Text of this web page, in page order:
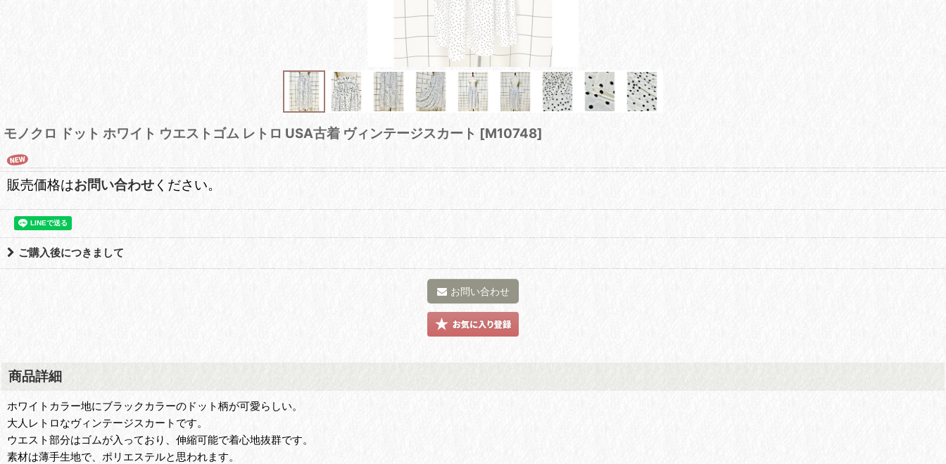
モノクロ ドット ホワイト ウエストゴム レトロ USA古着 ヴィンテージスカート [M10748]
販売価格はお問い合わせ ください。
ご購入後につきまして
お問い合わせ
商品詳細
ホワイトカラー地にブラックカラーのドット柄が可愛らしい。
大人レトロなヴィンテージスカートです。
ウエスト部分はゴムが入っており、伸縮可能で着心地抜群です。
素材は薄手生地で、ポリエステルと思われます。